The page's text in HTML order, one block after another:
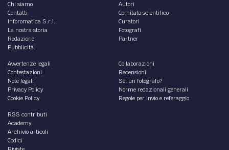
Chi siamo
Contatti
Inforomatica S.r.l.
La nostra storia
Redazione
Pubblicità
Autori
Comitato scientifico
Curatori
Fotografi
Partner
Avvertenze legali
Contestazioni
Note legali
Privacy Policy
Cookie Policy
Collaborazioni
Recensioni
Sei un fotografo?
Norme redazionali generali
Regole per invio e referaggio
RSS contributi
Academy
Archivio articoli
Codici